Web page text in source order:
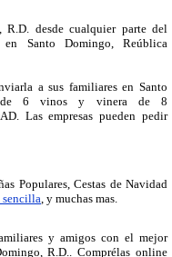
R.D. desde cualquier parte del
Santo Domingo, Reública
a sus familiares en Santo
de 6 vinos y vinera de 8
Las empresas pueden pedir
Populares, Cestas de Navidad
sencilla , y muchas mas.
y amigos con el mejor
R.D.. Comprélas online